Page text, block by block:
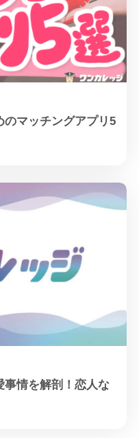
のマッチングアプリ5
事情を解剖！恋人な